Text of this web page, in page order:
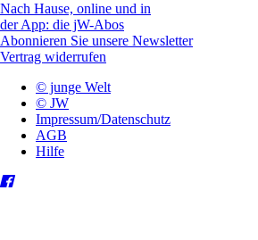
Nach Hause, online und in
der App: die jW-Abos
Abonnieren Sie unsere Newsletter
Vertrag widerrufen
© junge Welt
© JW
Impressum/Datenschutz
AGB
Hilfe